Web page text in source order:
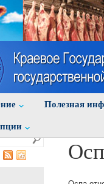
Полезная